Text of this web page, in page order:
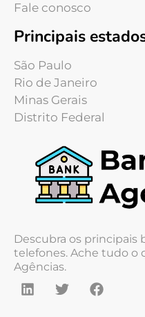
Fale conosco
Principais
São Paulo
Rio de Janeiro
Minas Gerais
Distrito Federal
Descubra os principais
telefones. Ache tudo o
Agências.